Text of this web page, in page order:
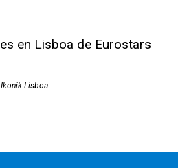
Ikonik Lisboa